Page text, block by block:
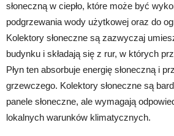
słoneczną w ciepło, które może być
podgrzewania wody użytkowej oraz do
Kolektory słoneczne są zazwyczaj
budynku i składają się z rur, w których
Płyn ten absorbuje energię słoneczną i
grzewczego. Kolektory słoneczne są
panele słoneczne, ale wymagają
lokalnych warunków klimatycznych.